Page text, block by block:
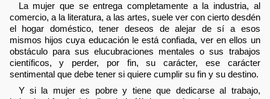
La mujer que se entrega completamente a la industria, al
comercio, a la literatura, a las artes, suele ver con cierto desdén
el hogar doméstico, tener deseos de alejar de sí a esos
mismos hijos cuya educación le está confiada, ver en ellos un
obstáculo para sus elucubraciones mentales o sus trabajos
científicos, y perder, por fin, su carácter, ese carácter
sentimental que debe tener si quiere cumplir su fin y su destino.
Y si la mujer es pobre y tiene que dedicarse al trabajo,